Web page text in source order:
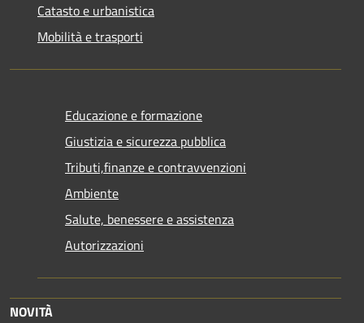
Catasto e urbanistica
Mobilità e trasporti
Educazione e formazione
Giustizia e sicurezza pubblica
Tributi,finanze e contravvenzioni
Ambiente
Salute, benessere e assistenza
Autorizzazioni
NOVITÀ